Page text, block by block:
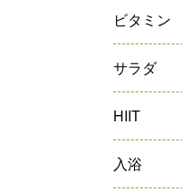
ビタミン
サラダ
HIIT
入浴